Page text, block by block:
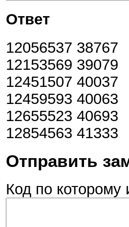
Ответ
12056537 38767
12153569 39079
12451507 40037
12459593 40063
12655523 40693
12854563 41333
Отправить
Код по которому